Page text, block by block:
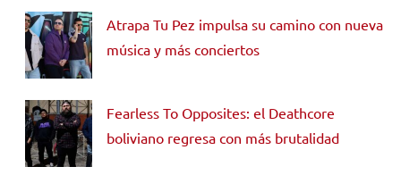
Atrapa Tu Pez impulsa su camino con nueva
música y más conciertos
Fearless To Opposites: el Deathcore
boliviano regresa con más brutalidad